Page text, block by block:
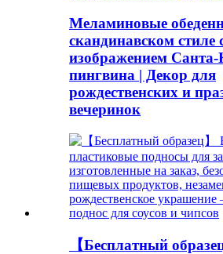
Меламиновые
скандинавском стиле
изображением Санта-
пингвина | Декор для
рождественских и
вечеринок
【Бесплатный